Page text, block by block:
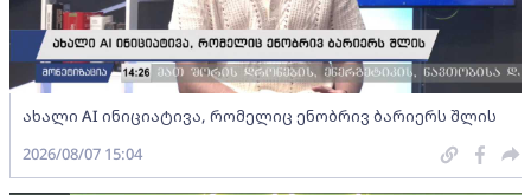
ახალი AI ინიციატივა, რომელიც ენობრივ ბარიერს შლის
2026/08/07 15:04